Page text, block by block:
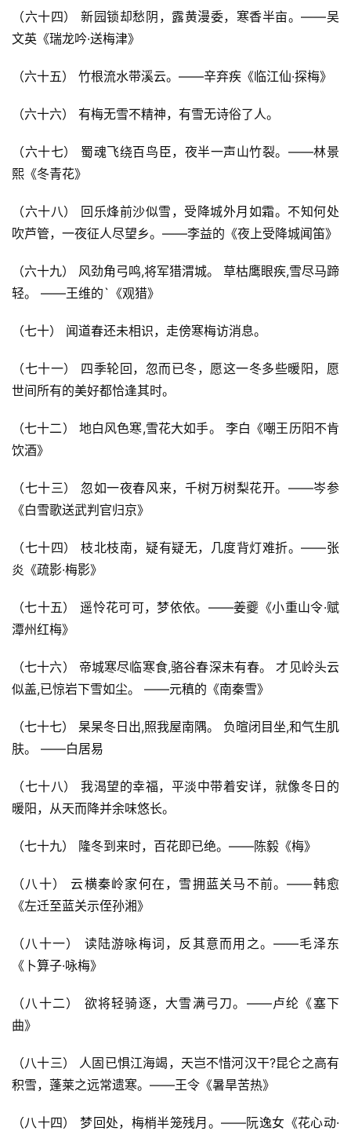
常
贺
络
热
电
台
词
其
词
语
（六十四） 新园锁却愁阴，露黄漫委，寒香半亩。——吴
文英《瑞龙吟·送梅津》
（六十五） 竹根流水带溪云。——辛弃疾《临江仙·探梅》
（六十六） 有梅无雪不精神，有雪无诗俗了人。
（六十七） 蜀魂飞绕百鸟臣，夜半一声山竹裂。——林景
熙《冬青花》
（六十八） 回乐烽前沙似雪，受降城外月如霜。不知何处
吹芦管，一夜征人尽望乡。——李益的《夜上受降城闻笛》
（六十九） 风劲角弓鸣,将军猎渭城。 草枯鹰眼疾,雪尽马蹄
轻。 ——王维的`《观猎》
（七十） 闻道春还未相识，走傍寒梅访消息。
（七十一） 四季轮回，忽而已冬，愿这一冬多些暖阳，愿
世间所有的美好都恰逢其时。
（七十二） 地白风色寒,雪花大如手。 李白《嘲王历阳不肯
饮酒》
（七十三） 忽如一夜春风来，千树万树梨花开。——岑参
《白雪歌送武判官归京》
（七十四） 枝北枝南，疑有疑无，几度背灯难折。——张
炎《疏影·梅影》
（七十五） 遥怜花可可，梦依依。——姜夔《小重山令·赋
潭州红梅》
（七十六） 帝城寒尽临寒食,骆谷春深未有春。 才见岭头云
似盖,已惊岩下雪如尘。 ——元稹的《南秦雪》
（七十七） 杲杲冬日出,照我屋南隅。 负暄闭目坐,和气生肌
肤。 ——白居易
（七十八） 我渴望的幸福，平淡中带着安详，就像冬日的
暖阳，从天而降并余味悠长。
（七十九） 隆冬到来时，百花即已绝。——陈毅《梅》
（八十） 云横秦岭家何在，雪拥蓝关马不前。——韩愈
《左迁至蓝关示侄孙湘》
（八十一） 读陆游咏梅词，反其意而用之。——毛泽东
《卜算子·咏梅》
（八十二） 欲将轻骑逐，大雪满弓刀。——卢纶《塞下
曲》
（八十三） 人固已惧江海竭，天岂不惜河汉干?昆仑之高有
积雪，蓬莱之远常遗寒。——王令《暑旱苦热》
（八十四） 梦回处，梅梢半笼残月。——阮逸女《花心动·